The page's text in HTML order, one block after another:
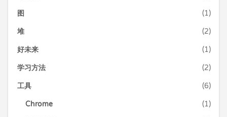
图 (1)
堆 (2)
好未来 (1)
学习方法 (2)
工具 (6)
Chrome (1)